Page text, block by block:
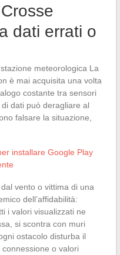
dati errati o
meteorologica La
è mai acquisita una volta
costante tra sensori
dati può deragliare al
falsare la situazione,
installare Google Play
vento o vittima di una
dell’affidabilità:
i valori visualizzati ne
si scontra con muri
ostacolo disturba il
o valori